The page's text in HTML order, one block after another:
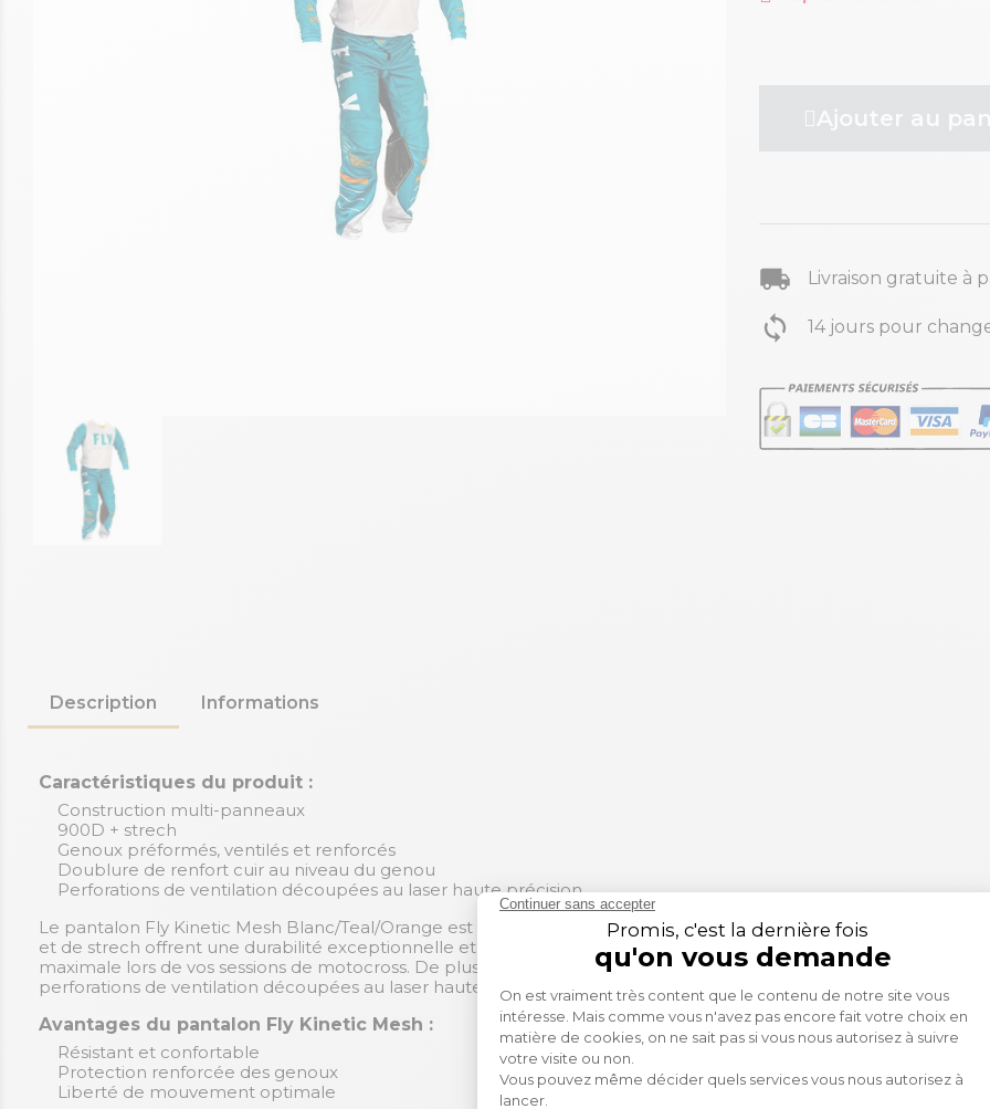
Ajouter au
Livraison gratuite à
14 jours pour
Description Informations
Caractéristiques du produit :
Construction multi-panneaux
900D + strech
Genoux préformés, ventilés et renforcés
Doublure de renfort cuir au niveau du genou
Perforations de ventilation découpées au laser haute précision
Le pantalon Fly Kinetic Mesh Blanc/Teal/Orange est un incontournable pour les passionnés de motocross. Sa
et de strech offrent une durabilité exceptionnelle et une liberté de mouvement optimale. Les genoux
maximale lors de vos sessions de motocross. De plus, la doublure de renfort en cuir au niveau du genou
perforations de ventilation découpées au laser haute précision permettent une circulation d'air optimale pour
Avantages du pantalon Fly Kinetic Mesh :
Résistant et confortable
Protection renforcée des genoux
Liberté de mouvement optimale